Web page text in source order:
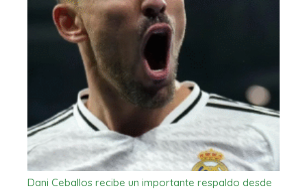
Dani Ceballos recibe un importante respaldo desde